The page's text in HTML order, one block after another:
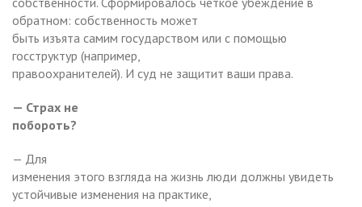
обратном: собственность может
быть изъята самим государством или с помощью
госструктур (например,
правоохранителей). И суд не защитит ваши права.
— Страх не
побороть?
— Для
изменения этого взгляда на жизнь люди должны увидеть
устойчивые изменения на практике,